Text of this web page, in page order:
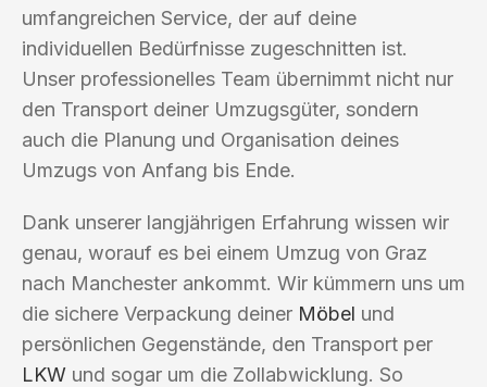
umfangreichen Service, der auf deine
individuellen Bedürfnisse zugeschnitten ist.
Unser professionelles Team übernimmt nicht nur
den Transport deiner Umzugsgüter, sondern
auch die Planung und Organisation deines
Umzugs von Anfang bis Ende.
Dank unserer langjährigen Erfahrung wissen wir
genau, worauf es bei einem Umzug von Graz
nach Manchester ankommt. Wir kümmern uns um
die sichere Verpackung deiner Möbel und
persönlichen Gegenstände, den Transport per
LKW und sogar um die Zollabwicklung. So